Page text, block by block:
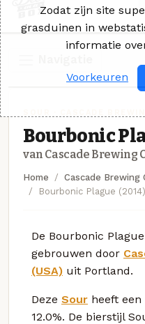
Bourbonic
van Cascade Brewing
Home
Cascade Brewing
Bourbonic Plague (2014)
De Bourbonic
gebrouwen door
(USA) uit Portland.
Deze Sour heeft
12.0%. De bierstijl
Zodat zijn site
grasduinen in
informatie
Voorkeuren